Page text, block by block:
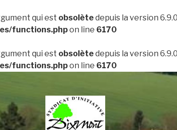
qui est obsolètedepuis la version
functions.phpon line 6170
qui est obsolètedepuis la version
functions.phpon line 6170